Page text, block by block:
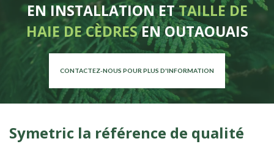
EN INSTALLATION ETTAILLE DE
HAIE DE CÈDRESEN OUTAOUAIS
CONTACTEZ-NOUS POUR PLUS D'INFORMATION
Symetric la référence de qualité